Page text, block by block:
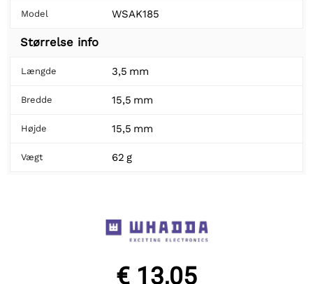
Model WSAK185
Størrelse info
Længde 3,5 mm
Bredde 15,5 mm
Højde 15,5 mm
Vægt 62 g
€ 13,05